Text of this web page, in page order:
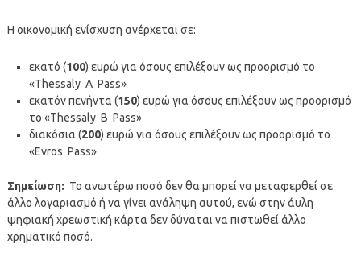
Η οικονομική ενίσχυση ανέρχεται σε:
εκατό (100) ευρώ για όσους επιλέξουν ως προορισμό το
«Thessaly A Pass»
εκατόν πενήντα (150) ευρώ για όσους επιλέξουν ως προορισμό
το «Thessaly B Pass»
διακόσια (200) ευρώ για όσους επιλέξουν ως προορισμό το
«Evros Pass»
Σημείωση: Το ανωτέρω ποσό δεν θα μπορεί να μεταφερθεί σε
άλλο λογαριασμό ή να γίνει ανάληψη αυτού, ενώ στην άυλη
ψηφιακή χρεωστική κάρτα δεν δύναται να πιστωθεί άλλο
χρηματικό ποσό.